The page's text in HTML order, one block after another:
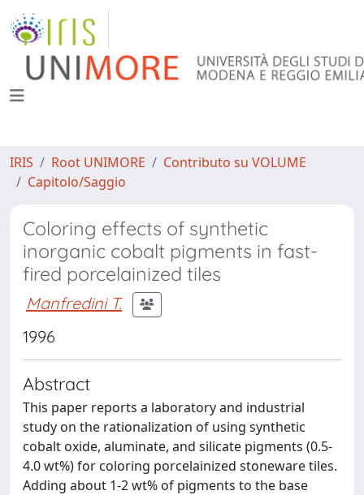
IRIS Root UNIMORE
Contributo su VOLUME
Capitolo/Saggio
Coloring effects of synthetic
inorganic cobalt pigments in fast-
fired porcelainized tiles
Manfredini T.
1996
Abstract
This paper reports a laboratory and industrial
study on the rationalization of using synthetic
cobalt oxide, aluminate, and silicate pigments (0.5-
4.0 wt%) for coloring porcelainized stoneware tiles.
Adding about 1-2 wt% of pigments to the base